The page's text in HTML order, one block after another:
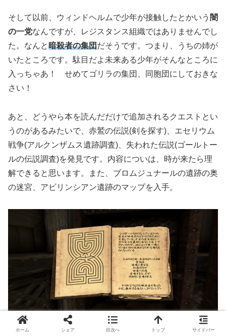
そして以前、ウィンドヘルムで少年が接触したとかいう 闇
の一党なんですが、レジスタンス組織ではありませんでし
た。なんと暗殺者の集団だそうです。つまり、うちの姉が
いたところです。駄目だよ未来ある少年がそんなところに
入っちゃあ！ せめてゴリラの集団、同胞団にしておきな
さい！
あと、どうやら本を読んだだけで追加されるクエストとい
うのがあるみたいで、赤鷲の伝説(剣を探す)、エセリウム
戦争(アルクンザムス遺跡調査)、失われた伝説(ゴールトー
ルの伝説調査)を発見です。内容についは、時が来たら理
解できると思います。また、ブロムジュナールの遺跡の奥
の迷宮、アビリンシアン遺跡のマップを入手。
ホーム シェア 目次へ トップ サイドバー